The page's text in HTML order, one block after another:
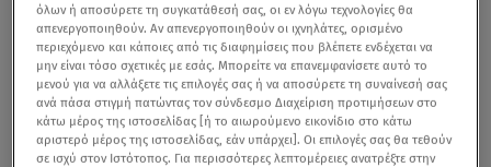
όλων ή αποσύρετε τη συγκατάθεσή σας, οι εν λόγω τεχνολογίες θα
απενεργοποιηθούν. Αν απενεργοποιηθούν οι ιχνηλάτες, ορισμένο
περιεχόμενο και κάποιες από τις διαφημίσεις που βλέπετε ενδέχεται να
μην είναι τόσο σχετικές με εσάς. Μπορείτε να επανεμφανίσετε αυτό το
μενού για να αλλάξετε τις επιλογές σας ή να αποσύρετε τη συναίνεσή σας
ανά πάσα στιγμή πατώντας τον σύνδεσμο Διαχείριση προτιμήσεων στο
κάτω μέρος της ιστοσελίδας [ή το αιωρούμενο εικονίδιο στο κάτω
αριστερό μέρος της ιστοσελίδας, εάν υπάρχει]. Οι επιλογές σας θα τεθούν
σε ισχύ στον Ιστότοπος. Για περισσότερες λεπτομέρειες ανατρέξτε στην